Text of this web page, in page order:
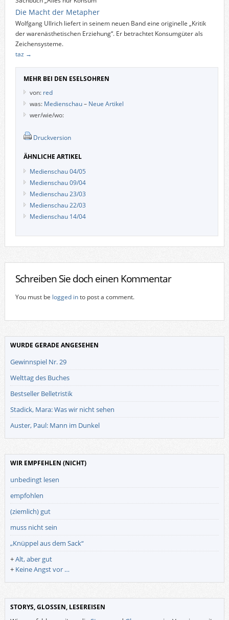
Die Macht der Metapher
Wolfgang Ullrich liefert in seinem neuen Band eine originelle „Kritik
der warenästhetischen Erziehung“. Er betrachtet Konsumgüter als
Zeichensysteme.
taz →
MEHR BEI DEN ESELSOHREN
von: red
was: Medienschau– Neue Artikel
wer/wie/wo:
Druckversion
ÄHNLICHE ARTIKEL
Medienschau 04/05
Medienschau 09/04
Medienschau 23/03
Medienschau 22/03
Medienschau 14/04
Schreiben Sie doch einen Kommentar
You must be logged into post a comment.
WURDE GERADE ANGESEHEN
Gewinnspiel Nr. 29
Welttag des Buches
Bestseller Belletristik
Stadick, Mara: Was wir nicht sehen
Auster, Paul: Mann im Dunkel
WIR EMPFEHLEN (NICHT)
unbedingt lesen
empfohlen
(ziemlich) gut
muss nicht sein
„Knüppel aus dem Sack“
+Alt, aber gut
+ Keine Angst vor …
STORYS, GLOSSEN, LESEREISEN